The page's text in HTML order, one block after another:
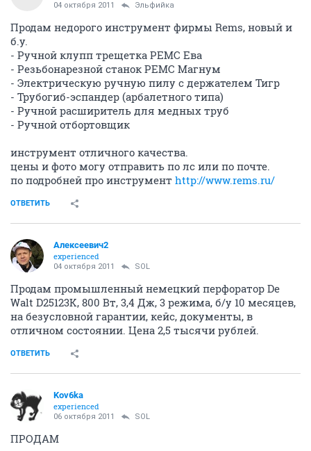
04 октября 2011 Эльфийка
Продам недорого инструмент фирмы Rems, новый и
б.у.
- Ручной клупп трещетка РЕМС Ева
- Резьбонарезной станок РЕМС Магнум
- Электрическую ручную пилу с держателем Тигр
- Трубогиб-эспандер (арбалетного типа)
- Ручной расширитель для медных труб
- Ручной отбортовщик
инструмент отличного качества.
цены и фото могу отправить по лс или по почте.
по подробней про инструмент http://www.rems.ru/
ОТВЕТИТЬ
Алексеевич2
experienced
04 октября 2011 SOL
Продам промышленный немецкий перфоратор De
Walt D25123K, 800 Вт, 3,4 Дж, 3 режима, б/у 10 месяцев,
на безусловной гарантии, кейс, документы, в
отличном состоянии. Цена 2,5 тысячи рублей.
ОТВЕТИТЬ
Kov6ka
experienced
06 октября 2011 SOL
ПРОДАМ